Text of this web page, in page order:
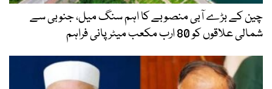
چین کے بڑے آبی منصوبے کا اہم سنگ میل، جنوبی سے
شمالی علاقوں کو 80 ارب مکعب میٹر پانی فراہم